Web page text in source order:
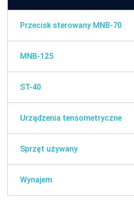
Przecisk sterowany MNB-70
MNB-125
ST-40
Urządzenia tensometryczne
Sprzęt używany
Wynajem